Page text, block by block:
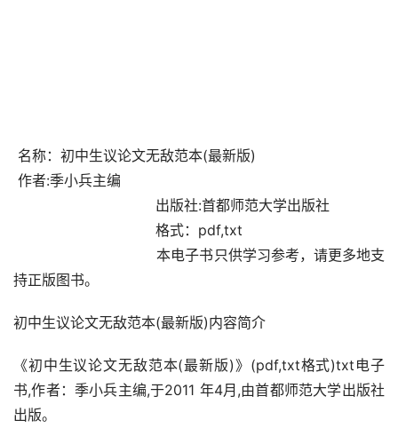
作者:季小兵主编
                                出版社:首都师范大学出版社
                                格式：pdf,txt
                                本电子书只供学习参考，请更多地支
持正版图书。
《初中生议论文无敌范本(最新版)》(pdf,txt格式)txt电子
书,作者：季小兵主编,于2011 年4月,由首都师范大学出版社
出版。